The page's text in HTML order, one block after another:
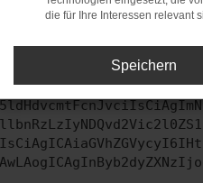
Schritte versucht hast,
die für Ihre Interessen relevant
Speichern